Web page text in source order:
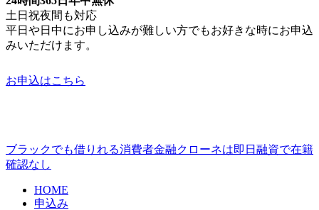
土日祝夜間も対応
平日や日中にお申し込みが難しい方でもお好きな時にお申込
みいただけます。
お申込はこちら
ブラックでも借りれる消費者金融クローネは即日融資で在籍
確認なし
HOME
申込み